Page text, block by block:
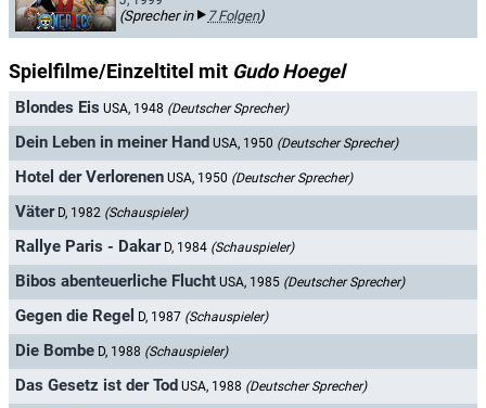
(Sprecher in 7 Folgen)
Spielfilme/Einzeltitel mit Gudo Hoegel
Blondes Eis USA, 1948 (Deutscher Sprecher)
Dein Leben in meiner Hand USA, 1950 (Deutscher Sprecher)
Hotel der Verlorenen USA, 1950 (Deutscher Sprecher)
Väter D, 1982 (Schauspieler)
Rallye Paris - Dakar D, 1984 (Schauspieler)
Bibos abenteuerliche Flucht USA, 1985 (Deutscher Sprecher)
Gegen die Regel D, 1987 (Schauspieler)
Die Bombe D, 1988 (Schauspieler)
Das Gesetz ist der Tod USA, 1988 (Deutscher Sprecher)